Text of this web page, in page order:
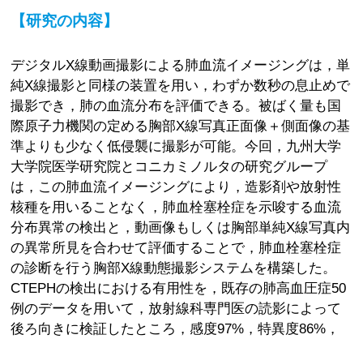
【研究の内容】
デジタルX線動画撮影による肺血流イメージングは，単
純X線撮影と同様の装置を用い，わずか数秒の息止めで
撮影でき，肺の血流分布を評価できる。被ばく量も国
際原子力機関の定める胸部X線写真正面像＋側面像の基
準よりも少なく低侵襲に撮影が可能。今回，九州大学
大学院医学研究院とコニカミノルタの研究グループ
は，この肺血流イメージングにより，造影剤や放射性
核種を用いることなく，肺血栓塞栓症を示唆する血流
分布異常の検出と，動画像もしくは胸部単純X線写真内
の異常所見を合わせて評価することで，肺血栓塞栓症
の診断を行う胸部X線動態撮影システムを構築した。
CTEPHの検出における有用性を，既存の肺高血圧症50
例のデータを用いて，放射線科専門医の読影によって
後ろ向きに検証したところ，感度97%，特異度86%，